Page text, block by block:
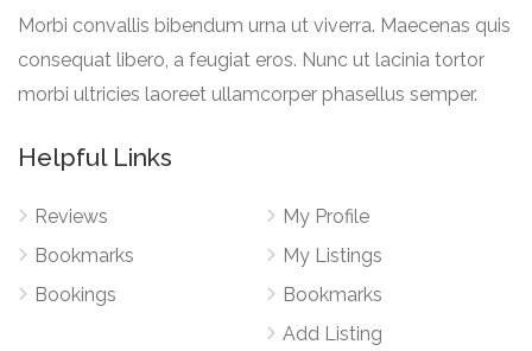
Morbi convallis bibendum urna ut viverra. Maecenas quis
consequat libero, a feugiat eros. Nunc ut lacinia tortor
morbi ultricies laoreet ullamcorper phasellus semper.
Helpful Links
Reviews
Bookmarks
Bookings
My Profile
My Listings
Bookmarks
Add Listing